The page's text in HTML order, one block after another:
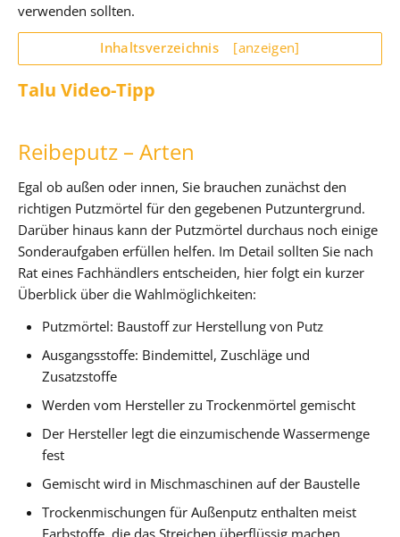
verwenden sollten.
Inhaltsverzeichnis [anzeigen]
Talu Video-Tipp
Reibeputz – Arten
Egal ob außen oder innen, Sie brauchen zunächst den
richtigen Putzmörtel für den gegebenen Putzuntergrund.
Darüber hinaus kann der Putzmörtel durchaus noch einige
Sonderaufgaben erfüllen helfen. Im Detail sollten Sie nach
Rat eines Fachhändlers entscheiden, hier folgt ein kurzer
Überblick über die Wahlmöglichkeiten:
Putzmörtel: Baustoff zur Herstellung von Putz
Ausgangsstoffe: Bindemittel, Zuschläge und
Zusatzstoffe
Werden vom Hersteller zu Trockenmörtel gemischt
Der Hersteller legt die einzumischende Wassermenge
fest
Gemischt wird in Mischmaschinen auf der Baustelle
Trockenmischungen für Außenputz enthalten meist
Farbstoffe, die das Streichen überflüssig machen